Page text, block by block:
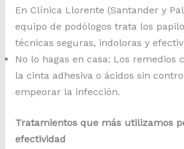
En Clínica Llorente (Santander y
equipo de podólogos trata los
técnicas seguras, indoloras y
No lo hagas en casa: Los remedios
la cinta adhesiva o ácidos sin
empeorar la infección.
Tratamientos que más utilizamos
efectividad